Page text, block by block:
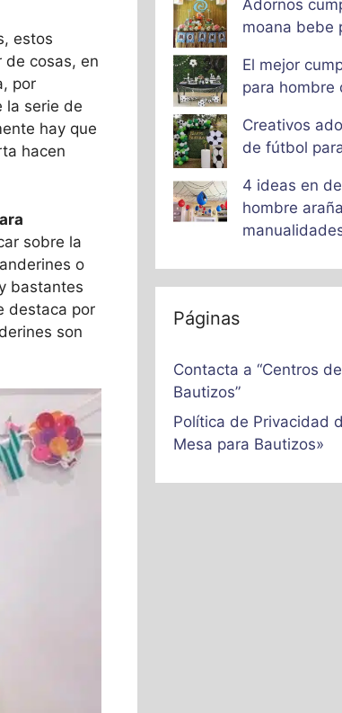
estos
de cosas, en
por
la serie de
hay que
hacen
sobre la
o
bastantes
destaca por
son
Adornos
moana bebe
El mejor
para hombre
Creativos
de fútbol
4 ideas en
hombre
Páginas
Contacta a “Centros
Bautizos”
Política de Privacidad
Mesa para Bautizos»